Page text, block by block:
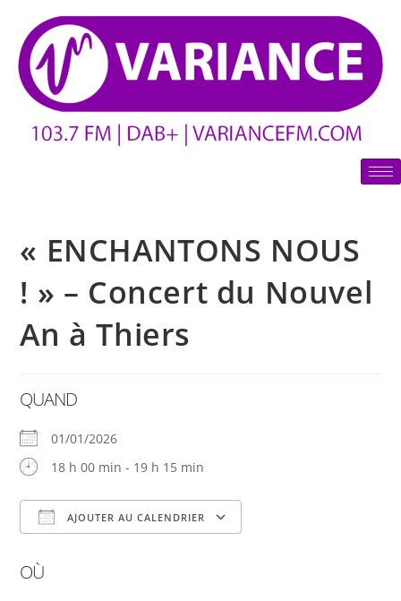
« ENCHANTONS NOUS
! » – Concert du Nouvel
An à Thiers
QUAND
01/01/2026
18 h 00 min - 19 h 15 min
AJOUTER AU CALENDRIER
OÙ